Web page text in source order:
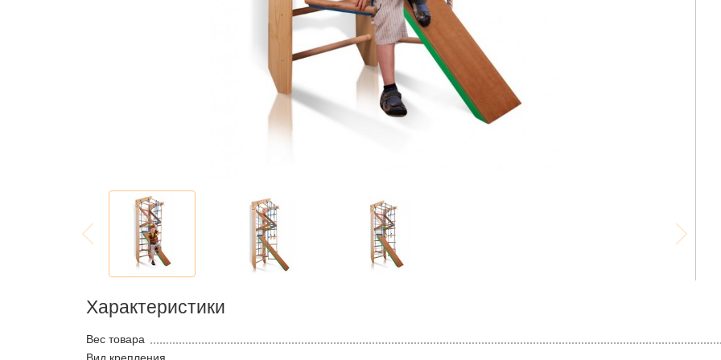
Характеристики
Вес товара
Вид крепления